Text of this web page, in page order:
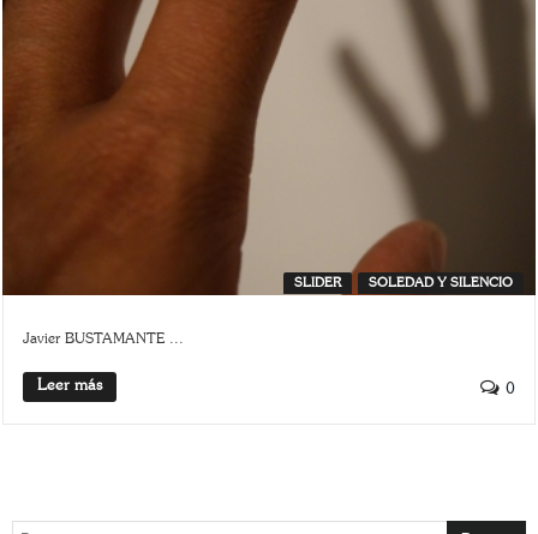
SLIDER SOLEDAD Y SILENCIO
Javier BUSTAMANTE ...
Leer más 0